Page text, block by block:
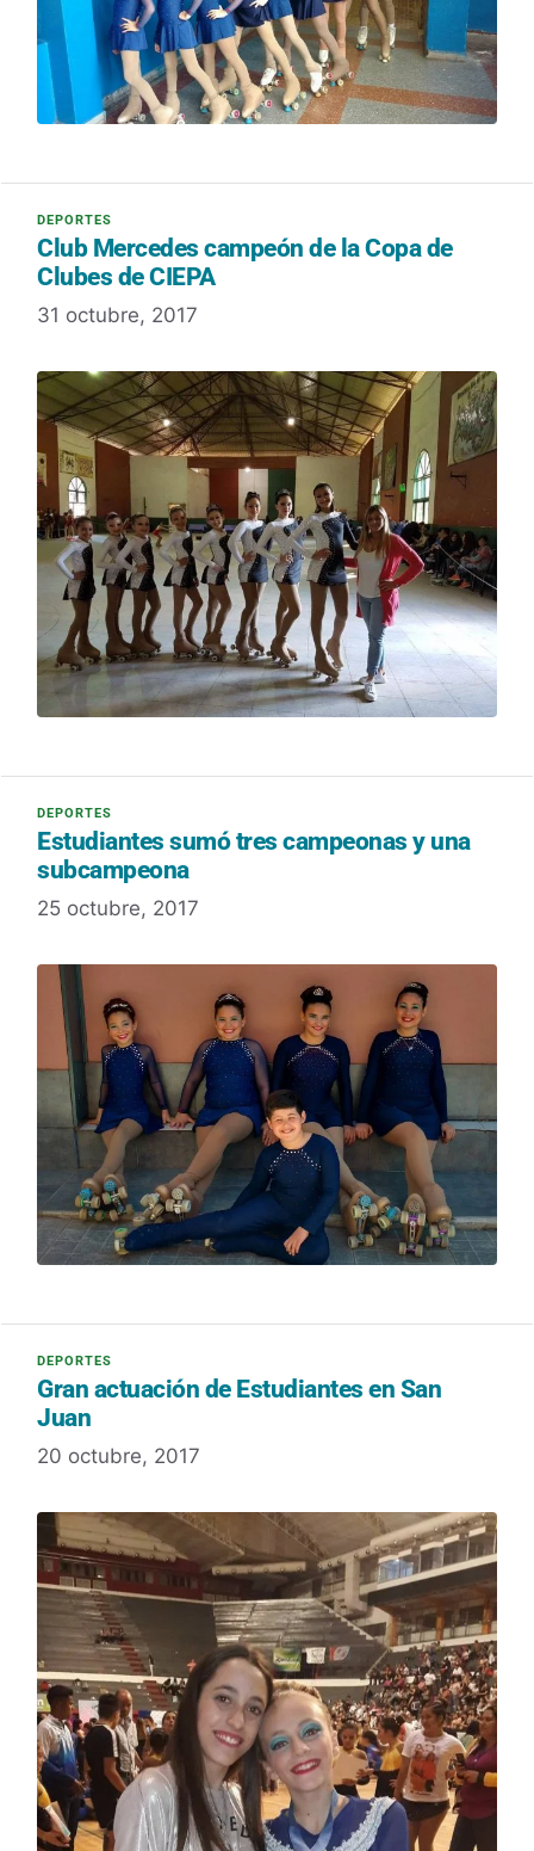
Club Mercedes campeón de la Copa de
Clubes de CIEPA
31 octubre, 2017
Estudiantes sumó tres campeonas y una
subcampeona
25 octubre, 2017
Gran actuación de Estudiantes en San
Juan
20 octubre, 2017